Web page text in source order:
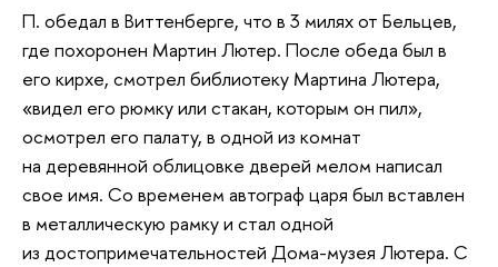
П. обедал в Виттенберге, что в 3 милях от Бельцев,
где похоронен Мартин Лютер. После обеда был в
его кирхе, смотрел библиотеку Мартина Лютера,
«видел его рюмку или стакан, которым он пил»,
осмотрел его палату, в одной из комнат
на деревянной облицовке дверей мелом написал
свое имя. Со временем автограф царя был вставлен
в металлическую рамку и стал одной
из достопримечательностей Дома-музея Лютера. С